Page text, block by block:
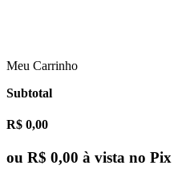
Meu Carrinho
Subtotal
R$ 0,00
ou R$ 0,00 à vista no Pix